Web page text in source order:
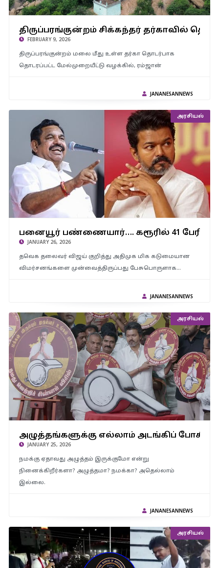
திருப்பரங்குன்றம் சிக்கந்தர் தர்காவில் தொழுகை நடத்த அனுமதி
கோரிய மனு தள்ளுபடி..!
திருப்பரங்குன்றம் சிக்கந்தர் தர்காவில் தொழ
FEBRUARY 9, 2026
திருப்பரங்குன்றம் மலை மீது உள்ள தர்கா தொடர்பாக
தொடரப்பட்ட மேல்முறையீட்டு வழக்கில், ரம்ஜான்
JANANESANNEWS
பனையூர் பண்ணையார்…. கரூரில் 41 பேரின் மரணத்திற்கு நீங்களும்
ஒரு காரணம்தானே – தவெக விஜய் மீது அதிமுக அட்டாக்..
அரசியல்
பனையூர் பண்ணையார்…. கரூரில் 41
JANUARY 26, 2026
தவெக தலைவர் விஜய் குறித்து அதிமுக மிக கடுமையான
விமர்சனங்களை முன்வைத்திருப்பது பேசுபொருளாக…
JANANESANNEWS
அழுத்தங்களுக்கு எல்லாம் அடங்கிப் போகிற ஆளா நான்..? – தவெக
தலைவர் விஜய்
அரசியல்
அழுத்தங்களுக்கு எல்லாம் அடங்கிப்
JANUARY 25, 2026
நமக்கு ஏதாவது அழுத்தம் இருக்குமோ என்று
நினைக்கிறீர்களா? அழுத்தமா? நமக்கா? அதெல்லாம்
இல்லை.
JANANESANNEWS
அரசியல்